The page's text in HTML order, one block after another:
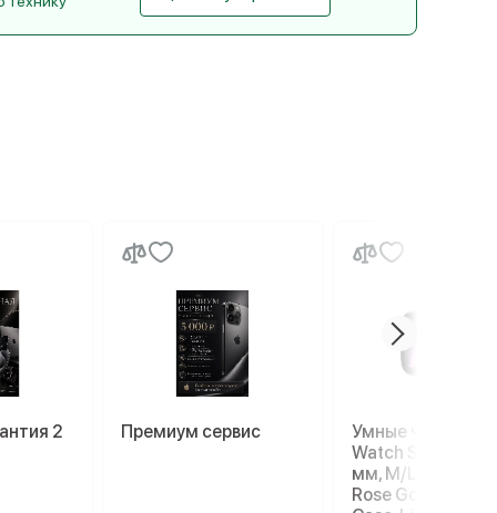
2
Премиум сервис
Умные часы
Watch Series 11
мм, M/L
Rose Gold